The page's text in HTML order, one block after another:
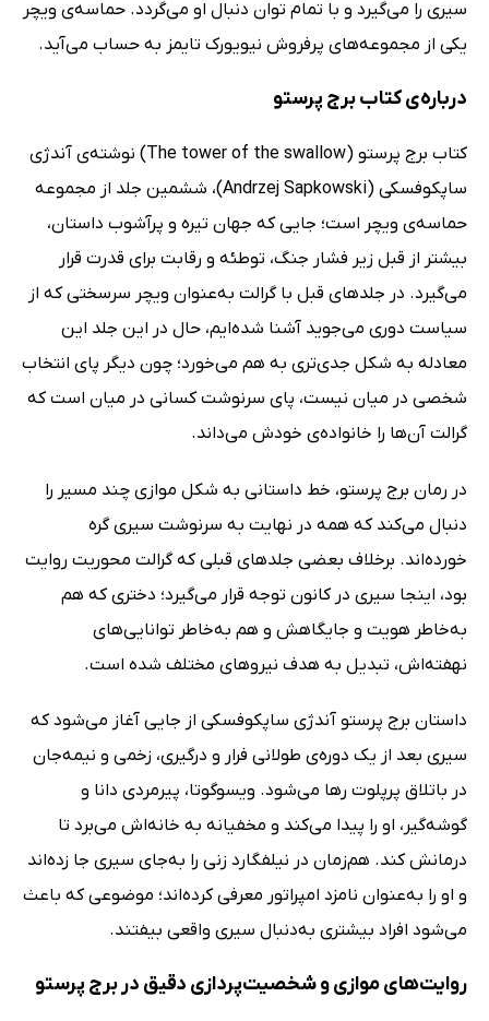
سیری را می‌گیرد و با تمام توان دنبال او می‌گردد. حماسه‌ی ویچر
یکی از مجموعه‌های پرفروش نیویورک تایمز به حساب می‌آید.
درباره‌ی کتاب برج پرستو
کتاب برج پرستو (The tower of the swallow) نوشته‌ی آندژی
ساپکوفسکی (Andrzej Sapkowski)، ششمین جلد از مجموعه
حماسه‌ی ویچر است؛ جایی که جهان تیره و پرآشوب داستان،
بیشتر از قبل زیر فشار جنگ، توطئه و رقابت برای قدرت قرار
می‌گیرد. در جلدهای قبل با گرالت به‌عنوان ویچر سرسختی که از
سیاست دوری می‌جوید آشنا شده‌ایم، حال در این جلد این
معادله به شکل جدی‌تری به هم می‌خورد؛ چون دیگر پای انتخاب
شخصی در میان نیست، پای سرنوشت کسانی در میان است که
گرالت آن‌ها را خانواده‌ی خودش می‌داند.
در رمان برج پرستو، خط داستانی به شکل موازی چند مسیر را
دنبال می‌کند که همه در نهایت به سرنوشت سیری گره
خورده‌اند. برخلاف بعضی جلدهای قبلی که گرالت محوریت روایت
بود، اینجا سیری در کانون توجه قرار می‌گیرد؛ دختری که هم
به‌خاطر هویت و جایگاهش و هم به‌خاطر توانایی‌های
نهفته‌اش، تبدیل به هدف نیروهای مختلف شده است.
داستان برج پرستو آندژی ساپکوفسکی از جایی آغاز می‌شود که
سیری بعد از یک دوره‌ی طولانی فرار و درگیری، زخمی و نیمه‌جان
در باتلاق پرپلوت رها می‌شود. ویسوگوتا، پیرمردی دانا و
گوشه‌گیر، او را پیدا می‌کند و مخفیانه به خانه‌اش می‌برد تا
درمانش کند. هم‌زمان در نیلفگارد زنی را به‌جای سیری جا زده‌اند
و او را به‌عنوان نامزد امپراتور معرفی کرده‌اند؛ موضوعی که باعث
می‌شود افراد بیشتری به‌دنبال سیری واقعی بیفتند.
روایت‌های موازی و شخصیت‌پردازی دقیق در برج پرستو